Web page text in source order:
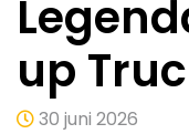
up
30 juni 2026